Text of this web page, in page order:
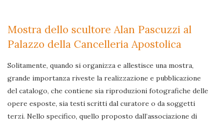
Mostra dello scultore Alan Pascuzzi al
Palazzo della Cancelleria Apostolica
Solitamente, quando si organizza e allestisce una mostra,
grande importanza riveste la realizzazione e pubblicazione
del catalogo, che contiene sia riproduzioni fotografiche delle
opere esposte, sia testi scritti dal curatore o da soggetti
terzi. Nello specifico, quello proposto dall’associazione di